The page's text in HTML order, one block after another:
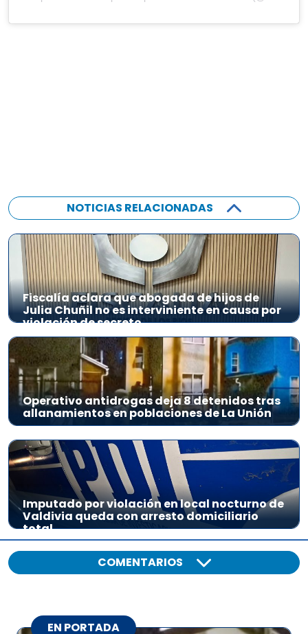
NOTICIAS RELACIONADAS
Fiscalía aclara que abogada de hijos de
Julia Chuñil no es interviniente en causa por
violación de secreto
Operativo antidrogas deja 8 detenidos tras
allanamientos en poblaciones de La Unión
Imputado por violación en local nocturno de
Valdivia queda con arresto domiciliario
total
COMENTARIOS
EN PORTADA